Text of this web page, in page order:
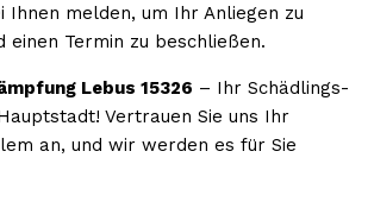
Ihnen melden, um Ihr Anliegen zu
einen Termin zu beschließen.
Lebus 15326 – Ihr Schädlings-
Vertrauen Sie uns Ihr
an, und wir werden es für Sie